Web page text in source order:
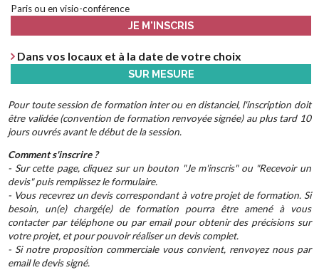
Paris ou en visio-conférence
JE M'INSCRIS
Dans vos locaux et à la date de votre choix
SUR MESURE
Pour toute session de formation inter ou en distanciel, l'inscription doit
être validée (convention de formation renvoyée signée) au plus tard 10
jours ouvrés avant le début de la session.
Comment s'inscrire ?
- Sur cette page, cliquez sur un bouton "Je m'inscris" ou "Recevoir un
devis" puis remplissez le formulaire.
- Vous recevrez un devis correspondant à votre projet de formation. Si
besoin, un(e) chargé(e) de formation pourra être amené à vous
contacter par téléphone ou par email pour obtenir des précisions sur
votre projet, et pour pouvoir réaliser un devis complet.
- Si notre proposition commerciale vous convient, renvoyez nous par
email le devis signé.